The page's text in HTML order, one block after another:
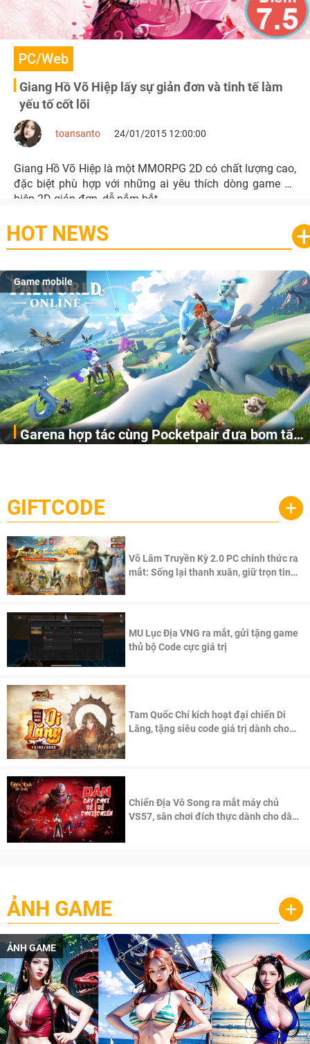
PC/Web
Giang Hồ Võ Hiệp lấy sự giản đơn và tinh tế làm
yếu tố cốt lõi
toansanto 24/01/2015 12:00:00
Giang Hồ Võ Hiệp là một MMORPG 2D có chất lượng cao,
đặc biệt phù hợp với những ai yêu thích dòng game võ
hiệp 2D giản đơn, dễ nắm bắt.
HOT NEWS
Game mobile
Garena hợp tác cùng Pocketpair đưa bom tấn
cầu, theo giấy phép chính thức từ công ty game Nhật Bản
Pocketpair, Inc.
GIFTCODE +
Võ Lâm Truyền Kỳ 2.0 PC chính thức ra
mắt: Sống lại thanh xuân, giữ trọn tinh
MU Lục Địa VNG ra mắt, gửi tặng game
thủ bộ Code cực giá trị
Tam Quốc Chí kích hoạt đại chiến Di
Lăng, tặng siêu code giá trị dành cho
Chiến Địa Vô Song ra mắt máy chủ
VS57, sân chơi đích thực dành cho dân
ẢNH GAME +
ẢNH GAME